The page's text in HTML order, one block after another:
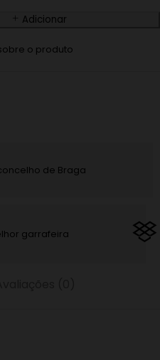
Adicionar
o produto
de Braga
garrafeira